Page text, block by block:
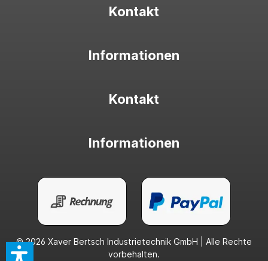
Kontakt
Informationen
Kontakt
Informationen
© 2026 Xaver Bertsch Industrietechnik GmbH | Alle Rechte
vorbehalten.